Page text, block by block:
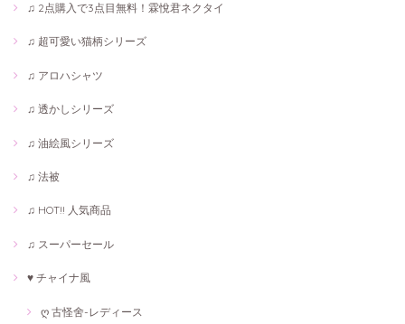
♫ 2点購入で3点目無料！霖悅君ネクタイ
♫ 超可愛い猫柄シリーズ
♫ アロハシャツ
♫ 透かしシリーズ
♫ 油絵風シリーズ
♫ 法被
♫ HOT!! 人気商品
♫ スーパーセール
♥ チャイナ風
ღ 古怪舍-レディース